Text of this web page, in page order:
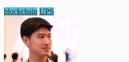
blockchain UPS